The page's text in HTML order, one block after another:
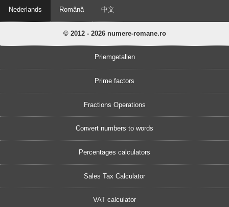
Nederlands Română 中文
© 2012 - 2026 numere-romane.ro
Priemgetallen
Prime factors
Fractions Operations
Convert numbers to words
Percentages calculators
Sales Tax Calculator
VAT calculator